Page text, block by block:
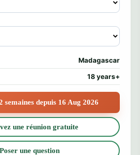
Madagascar
18 years+
semaines depuis 16 Aug 2026
une réunion gratuite
Poser une question